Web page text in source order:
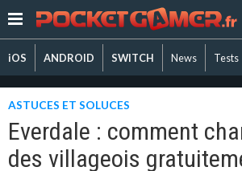
iOS ANDROID SWITCH News Tests
ASTUCES ET SOLUCES
Everdale : comment
des villageois